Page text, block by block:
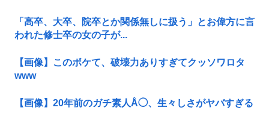
「高卒、大卒、院卒とか関係無しに扱う」とお偉方に言
われた修士卒の女の子が...
【画像】このボケて、破壊力ありすぎてクッソワロタ
www
【画像】20年前のガチ素人Å◯、生々しさがヤバすぎる